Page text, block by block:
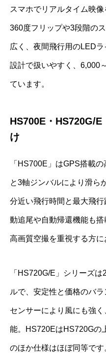
スマホでリアルタイム映像
360度フリップや3段階の
広く、夜間飛行用のLED
設計で扱いやすく、6,000
ています。
HS700E・HS720G/
け
「HS700E」はGPS搭載
と3軸ジンバルにより滑ら
分近い飛行時間と最大飛
動追尾や自動帰還機能も
高画質空撮を重視する方に
「HS720G/E」シリーズ
ルで、安定性と価格のバ
センサーにより風にも強
能。HS720EはHS720Gの
のほか仕様はほぼ同等で